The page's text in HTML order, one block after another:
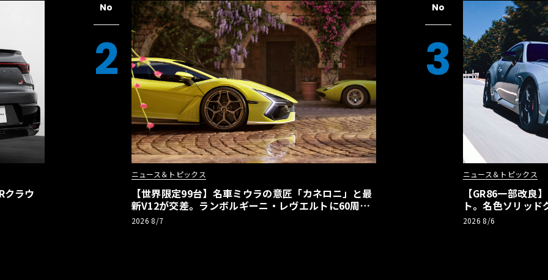
クラウ
No
2
ニュース＆トピックス
【世界限定99台】名車ミウラの意匠「カネロニ」と最
新V12が交差。ランボルギーニ・レヴエルトに60周年
記念車が登場
2026 8/7
No
3
ニュース＆トピックス
【GR86一部改良
ト。名色ソリッ
極みへ
2026 8/6